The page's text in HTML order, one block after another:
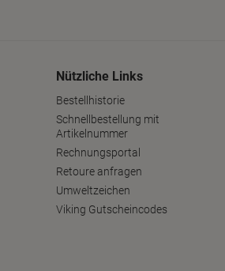
Nützliche Links
Bestellhistorie
Schnellbestellung mit
Artikelnummer
Rechnungsportal
Retoure anfragen
Umweltzeichen
Viking Gutscheincodes